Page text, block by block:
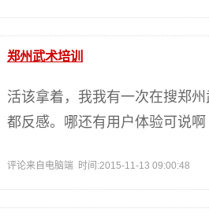
郑州武术培训
活该拿着，我我有一次在搜郑
都反感。哪还有用户体验可说啊
评论来自电脑端 时间:2015-11-13 09:00:48